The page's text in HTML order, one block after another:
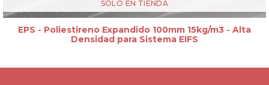
SÓLO EN TIENDA
EPS - Poliestireno Expandido 100mm 15kg/m3 - Alta
Densidad para Sistema EIFS